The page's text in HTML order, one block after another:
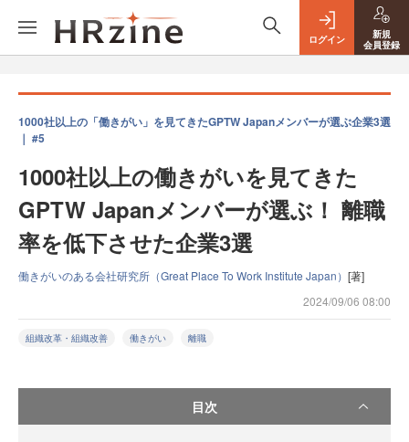
ログイン
新規
会員登録
1000社以上の「働きがい」を見てきたGPTW Japanメンバーが選ぶ企業3選
｜ #5
1000社以上の働きがいを見てきた
GPTW Japanメンバーが選ぶ！ 離職
率を低下させた企業3選
働きがいのある会社研究所（Great Place To Work Institute Japan） [著]
2024/09/06 08:00
組織改革・組織改善 働きがい 離職
目次